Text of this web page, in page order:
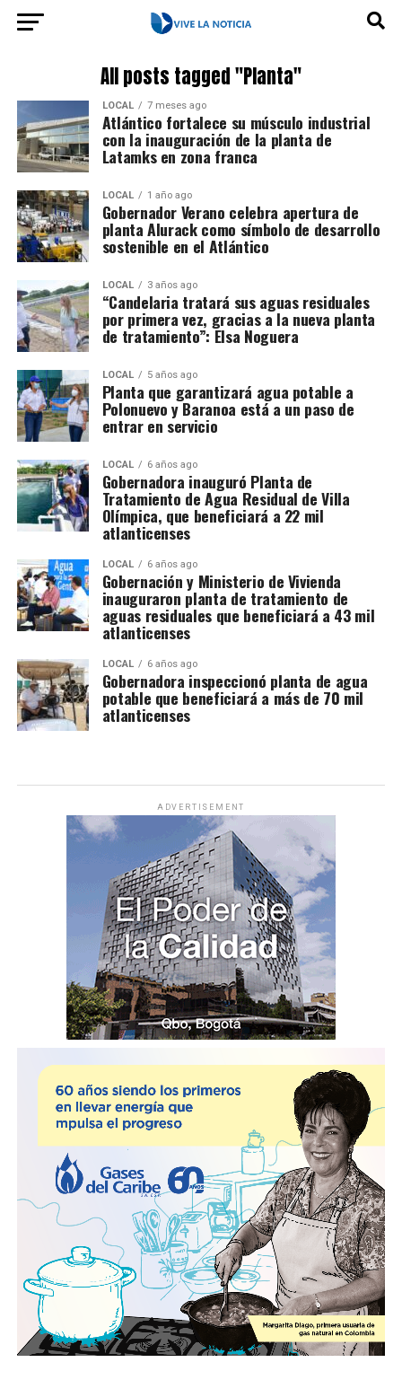
All posts tagged "Planta"
LOCAL 7 meses ago
Atlántico fortalece su músculo industrial
con la inauguración de la planta de
Latamks en zona franca
LOCAL 1 año ago
Gobernador Verano celebra apertura de
planta Alurack como símbolo de desarrollo
sostenible en el Atlántico
LOCAL 3 años ago
“Candelaria tratará sus aguas residuales
por primera vez, gracias a la nueva planta
de tratamiento”: Elsa Noguera
LOCAL 5 años ago
Planta que garantizará agua potable a
Polonuevo y Baranoa está a un paso de
entrar en servicio
LOCAL 6 años ago
Gobernadora inauguró Planta de
Tratamiento de Agua Residual de Villa
Olímpica, que beneficiará a 22 mil
atlanticenses
LOCAL 6 años ago
Gobernación y Ministerio de Vivienda
inauguraron planta de tratamiento de
aguas residuales que beneficiará a 43 mil
atlanticenses
LOCAL 6 años ago
Gobernadora inspeccionó planta de agua
potable que beneficiará a más de 70 mil
atlanticenses
ADVERTISEMENT